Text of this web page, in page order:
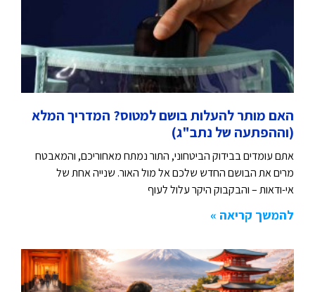
האם מותר להעלות בושם למטוס? המדריך המלא
(וההפתעה של נתב"ג)
אתם עומדים בבידוק הביטחוני, התור נמתח מאחוריכם, והמאבטח
מרים את הבושם החדש שלכם אל מול האור. שנייה אחת של
אי-ודאות – והבקבוק היקר עלול לעוף
להמשך קריאה »